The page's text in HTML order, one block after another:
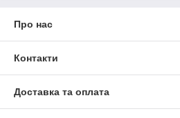
Про нас
Контакти
Доставка та оплата